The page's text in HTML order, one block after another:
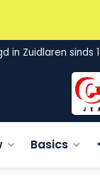
in Zuidlaren sinds
Basics